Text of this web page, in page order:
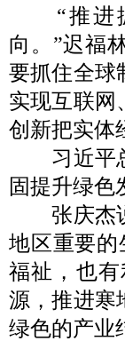
“推进振
向。”迟福
要抓住全球
实现互联网
创新把实体
习近平总
固提升绿色
张庆杰说
地区重要的
福祉，也
源，推进寒
绿色的产业